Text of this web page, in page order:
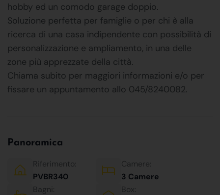
hobby ed un comodo garage doppio.
Soluzione perfetta per famiglie o per chi è alla
ricerca di una casa indipendente con possibilità di
personalizzazione e ampliamento, in una delle
zone più apprezzate della città.
Chiama subito per maggiori informazioni e/o per
fissare un appuntamento allo 045/8240082.
Panoramica
Riferimento:
PVBR340
Camere:
3 Camere
Bagni:
Box: